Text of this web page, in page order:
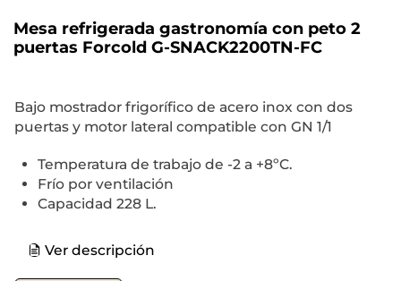
Mesa refrigerada gastronomía con peto 2
puertas Forcold G-SNACK2200TN-FC
Bajo mostrador frigorífico de acero inox con dos
puertas y motor lateral compatible con GN 1/1
Temperatura de trabajo de -2 a +8ºC.
Frío por ventilación
Capacidad 228 L.
Ver descripción